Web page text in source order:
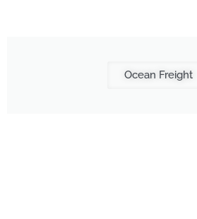
Ocean Freight